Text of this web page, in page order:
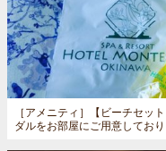
［アメニティ］
【ビーチセッ
ダルをお部屋にご用意しており